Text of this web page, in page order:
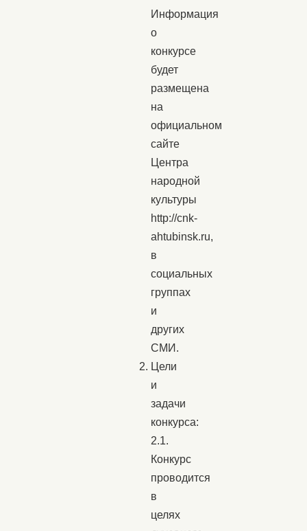
Информация
о
конкурсе
будет
размещена
на
официальном
сайте
Центра
народной
культуры
http://cnk-
ahtubinsk.ru,
в
социальных
группах
и
других
СМИ.
Цели
и
задачи
конкурса:
2.1.
Конкурс
проводится
в
целях